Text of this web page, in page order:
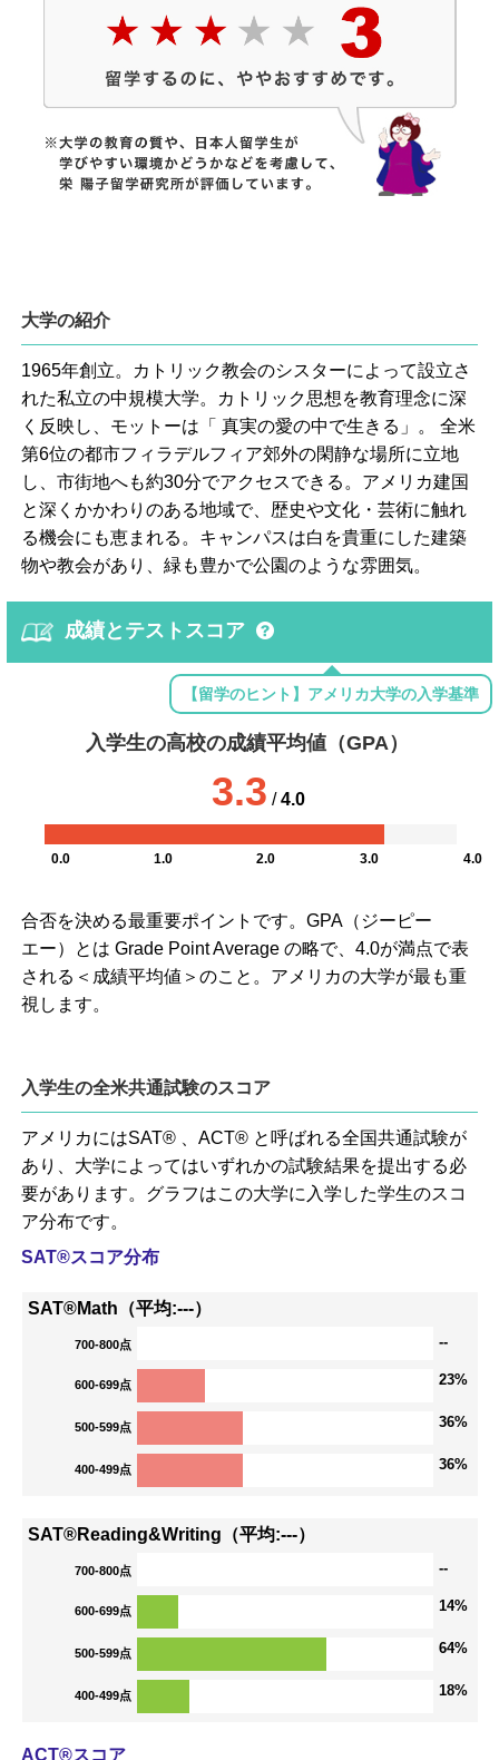
大学の紹介
1965年創立。カトリック教会のシスターによって設立さ
れた私立の中規模大学。カトリック思想を教育理念に深
く反映し、モットーは「 真実の愛の中で生きる」。 全米
第6位の都市フィラデルフィア郊外の閑静な場所に立地
し、市街地へも約30分でアクセスできる。アメリカ建国
と深くかかわりのある地域で、歴史や文化・芸術に触れ
る機会にも恵まれる。キャンパスは白を貴重にした建築
物や教会があり、緑も豊かで公園のような雰囲気。
成績とテストスコア
【留学のヒント】アメリカ大学の入学基準
入学生の高校の成績平均値（GPA）
3.3 /4.0
0.0 1.0 2.0 3.0 4.0
合否を決める最重要ポイントです。GPA（ジーピー
エー）とは Grade Point Average の略で、4.0が満点で表
される＜成績平均値＞のこと。アメリカの大学が最も重
視します。
入学生の全米共通試験のスコア
アメリカにはSAT® 、ACT® と呼ばれる全国共通試験が
あり、大学によってはいずれかの試験結果を提出する必
要があります。グラフはこの大学に入学した学生のスコ
ア分布です。
SAT®スコア分布
SAT®Math（平均:---）
700-800点 --
600-699点 23%
500-599点 36%
400-499点 36%
SAT®Reading&Writing（平均:---）
700-800点 --
600-699点 14%
500-599点 64%
400-499点 18%
ACT®スコア